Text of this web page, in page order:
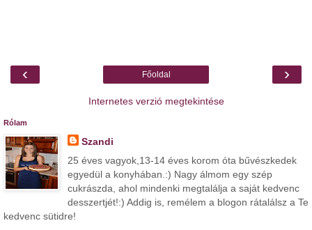
‹ ›
Főoldal
Internetes verzió megtekintése
Rólam
Szandi
25 éves vagyok,13-14 éves korom óta bűvészkedek
egyedül a konyhában.:) Nagy álmom egy szép
cukrászda, ahol mindenki megtalálja a saját kedvenc
desszertjét!:) Addig is, remélem a blogon rátalálsz a Te
kedvenc sütidre!